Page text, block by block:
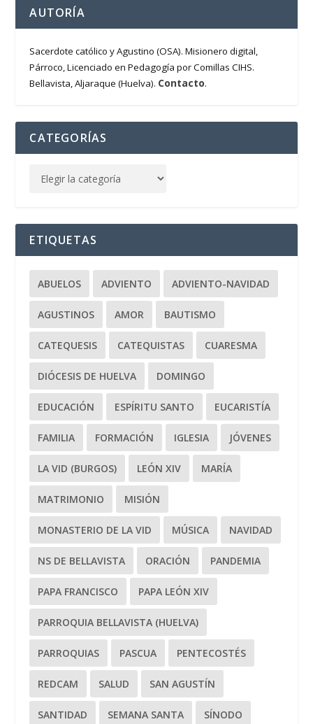
AUTORÍA
Sacerdote católico y Agustino (OSA). Misionero digital,
Párroco, Licenciado en Pedagogía por Comillas CIHS.
Bellavista, Aljaraque (Huelva). Contacto.
CATEGORÍAS
ETIQUETAS
ABUELOS ADVIENTO ADVIENTO-NAVIDAD
AGUSTINOS AMOR BAUTISMO
CATEQUESIS CATEQUISTAS CUARESMA
DIÓCESIS DE HUELVA DOMINGO
EDUCACIÓN ESPÍRITU SANTO EUCARISTÍA
FAMILIA FORMACIÓN IGLESIA JÓVENES
LA VID (BURGOS) LEÓN XIV MARÍA
MATRIMONIO MISIÓN
MONASTERIO DE LA VID MÚSICA NAVIDAD
NS DE BELLAVISTA ORACIÓN PANDEMIA
PAPA FRANCISCO PAPA LEÓN XIV
PARROQUIA BELLAVISTA (HUELVA)
PARROQUIAS PASCUA PENTECOSTÉS
REDCAM SALUD SAN AGUSTÍN
SANTIDAD SEMANA SANTA SÍNODO